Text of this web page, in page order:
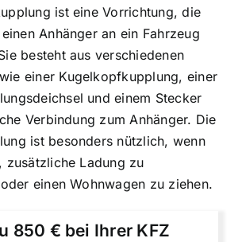
ist eine Vorrichtung, die
Anhänger an ein Fahrzeug
besteht aus verschiedenen
einer Kugelkopfkupplung, einer
und einem Stecker
Verbindung zum Anhänger. Die
ist besonders nützlich, wenn
zusätzliche Ladung zu
einen Wohnwagen zu ziehen.
850 € bei Ihrer KFZ